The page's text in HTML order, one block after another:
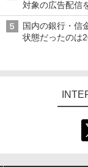
対象の広告配信
国内の銀行・信
状態だったのは